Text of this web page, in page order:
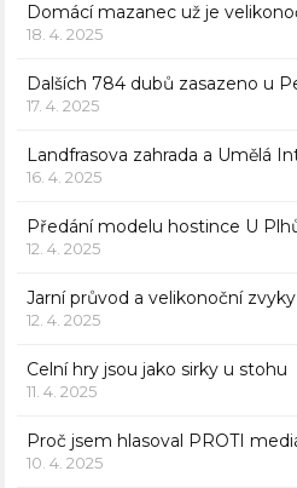
Domácí mazanec už je
18. 4. 2025
Dalších 784 dubů zasazeno u
17. 4. 2025
Landfrasova zahrada a Umělá
16. 4. 2025
Předání modelu hostince U
12. 4. 2025
Jarní průvod a velikonoční zvyky
12. 4. 2025
Celní hry jsou jako sirky u stohu
11. 4. 2025
Proč jsem hlasoval PROTI
10. 4. 2025